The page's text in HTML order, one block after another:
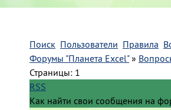
Поиск Пользователи Правила
Форумы "Планета Excel" »
Страницы: 1
RSS
Как найти свои сообщения на